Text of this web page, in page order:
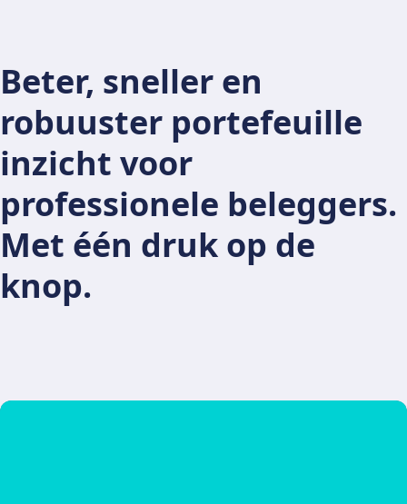
Beter, sneller en
robuuster portefeuille
inzicht voor
professionele beleggers.
Met één druk op de
knop.